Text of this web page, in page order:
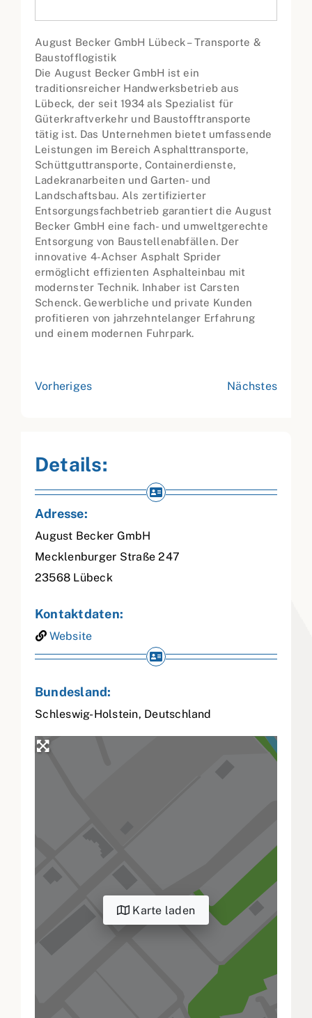
August Becker GmbH Lübeck – Transporte &
Baustofflogistik
Die August Becker GmbH ist ein
traditionsreicher Handwerksbetrieb aus
Lübeck, der seit 1934 als Spezialist für
Güterkraftverkehr und Baustofftransporte
tätig ist. Das Unternehmen bietet umfassende
Leistungen im Bereich Asphalttransporte,
Schüttguttransporte, Containerdienste,
Ladekranarbeiten und Garten- und
Landschaftsbau. Als zertifizierter
Entsorgungsfachbetrieb garantiert die August
Becker GmbH eine fach- und umweltgerechte
Entsorgung von Baustellenabfällen. Der
innovative 4-Achser Asphalt Sprider
ermöglicht effizienten Asphalteinbau mit
modernster Technik. Inhaber ist Carsten
Schenck. Gewerbliche und private Kunden
profitieren von jahrzehntelanger Erfahrung
und einem modernen Fuhrpark.
Vorheriges Nächstes
Details:
Adresse:
August Becker GmbH
Mecklenburger Straße 247
23568 Lübeck
Kontaktdaten:
Website
Bundesland:
Schleswig-Holstein, Deutschland
Karte laden